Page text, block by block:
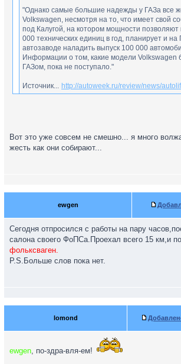
"Однако самые большие надежды у ГАЗа все
Volkswagen, несмотря на то, что имеет свой
под Калугой, на котором мощности позволяют
000 технических единиц в год, планирует и на
автозаводе наладить выпуск 100 000
Информации о том, какие модели Volkswagen
ГАЗом, пока не поступало."
Источник... http://autoweek.ru/review/news/
Вот это уже совсем не смешно... я много
жесть как они собирают...
ewgen
Сегодня отпросился с работы на пару
салона своего ФоПСа.Проехал всего 15 км,и
фольксваген.
P.S.Больше слов пока нет.
lomond
ewgen, по-здра-вля-ем!